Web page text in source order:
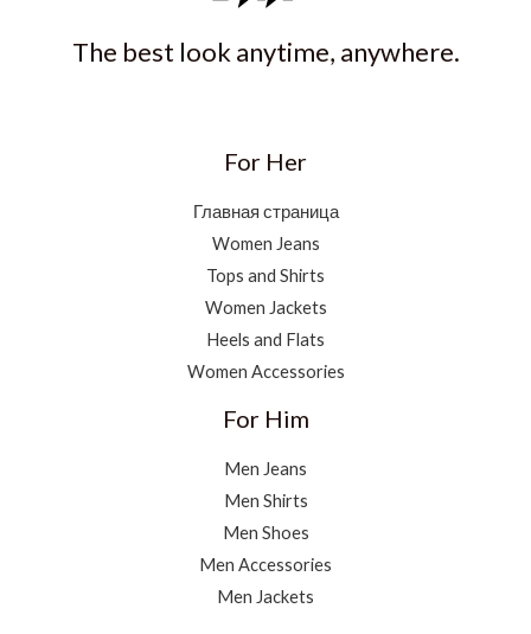
The best look anytime, anywhere.
For Her
Главная страница
Women Jeans
Tops and Shirts
Women Jackets
Heels and Flats
Women Accessories
For Him
Men Jeans
Men Shirts
Men Shoes
Men Accessories
Men Jackets